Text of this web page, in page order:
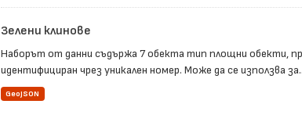
Зелени клинове
Наборът от данни съдържа 7 обекта тип площни обекти,
идентифициран чрез уникален номер. Може да се използва
GeoJSON